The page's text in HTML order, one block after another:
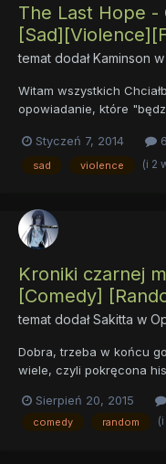
The Last Hope -
temat dodałKaminson w
Witam wszystkich
opowiadanie, które
mroczną prawdę, która
zapobiec katastrofie i
Styczeń 7, 2014
sad violence (i 2
Kroniki czarnej
[Comedy]
temat dodałSakitta w
Dobra, trzeba w końcu
wiele, czyli pokręcona
Sierpień 20, 2015
comedy random